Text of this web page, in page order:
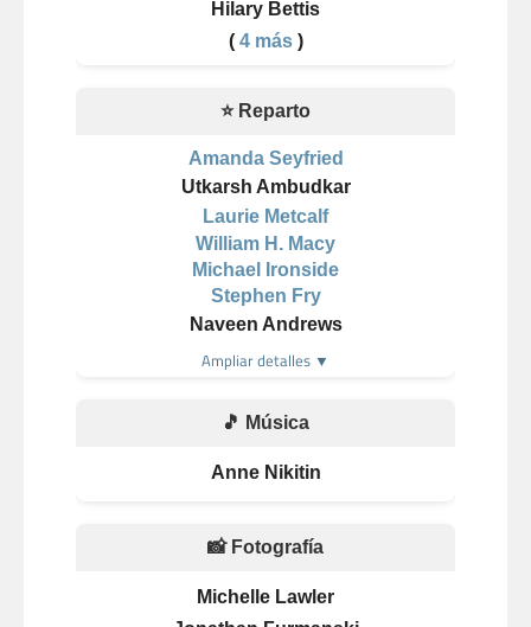
Hilary Bettis
( 4 más)
⭐ Reparto
Amanda Seyfried
Utkarsh Ambudkar
Laurie Metcalf
William H. Macy
Michael Ironside
Stephen Fry
Naveen Andrews
Ampliar detalles ▼
🎵 Música
Anne Nikitin
📸 Fotografía
Michelle Lawler